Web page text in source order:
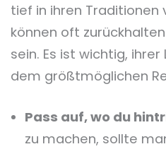
tief in ihren Traditionen
können oft
sein. Es ist wichtig,
dem größtmöglichen
Pass auf, wo du
zu machen, sollte